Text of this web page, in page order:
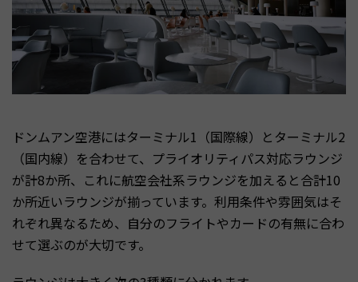
ドンムアン空港にはターミナル1（国際線）とターミナル2
（国内線）を合わせて、プライオリティパス対応ラウンジ
が計8か所、これに航空会社系ラウンジを加えると合計10
か所近いラウンジが揃っています。利用条件や雰囲気はそ
れぞれ異なるため、自分のフライトやカードの有無に合わ
せて選ぶのが大切です。